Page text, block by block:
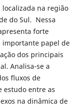
na região
do Sul. Nessa
forte
importante papel de
dos principais
Analisa-se a
fluxos de
estudo entre as
na dinâmica de